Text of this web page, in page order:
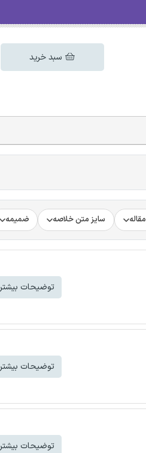
سبد خرید
سایز متن خلاصه ضمیمه
توضیحات بیشتر
توضیحات بیشتر
توضیحات بیشتر